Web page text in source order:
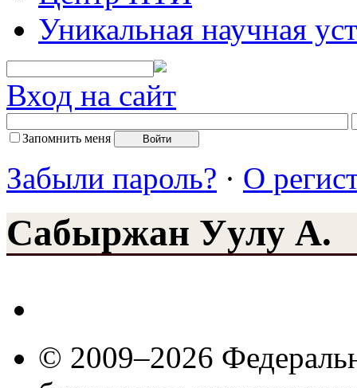
Уникальная научная
Вход на сайт
Запомнить меня
Забыли пароль? · О
Сабыржан Уулу А.
© 2009–2026